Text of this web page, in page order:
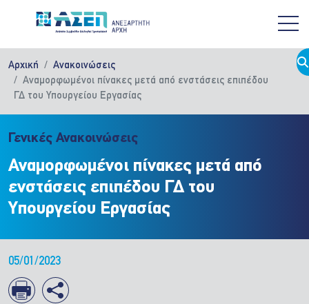
Αρχική
Ανακοινώσεις
Αναμορφωμένοι πίνακες μετά από ενστάσεις επιπέδου
ΓΔ του Υπουργείου Εργασίας
Γενικές Ανακοινώσεις
Αναμορφωμένοι πίνακες μετά από
ενστάσεις επιπέδου ΓΔ του
Υπουργείου Εργασίας
05/01/2023